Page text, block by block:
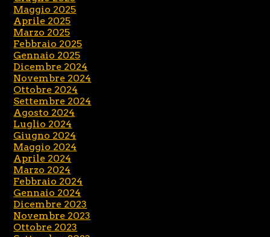
Maggio 2025
Aprile 2025
Marzo 2025
Febbraio 2025
Gennaio 2025
Dicembre 2024
Novembre 2024
Ottobre 2024
Settembre 2024
Agosto 2024
Luglio 2024
Giugno 2024
Maggio 2024
Aprile 2024
Marzo 2024
Febbraio 2024
Gennaio 2024
Dicembre 2023
Novembre 2023
Ottobre 2023